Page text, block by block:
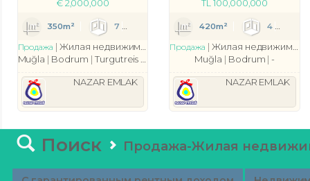
934
€2,000,000
350m² 7 8
Продажа Жилая недвижимость
Вилла
Muğla
Bodrum Turgutreis Bld. (Yalı Mah.)
NAZAR EMLAK
TL 100,000,000
420m² 4
Продажа Жилая недвижимость
Muğla
Bodrum -
NAZAR EMLAK
Поиск Продажа-Жилая